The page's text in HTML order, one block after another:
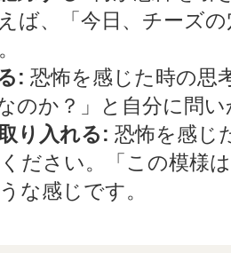
ば、「今日、チーズ
: 恐怖を感じた時の思
のか？」と自分に問
り入れる: 恐怖を感じ
ださい。「この模様
な感じです。